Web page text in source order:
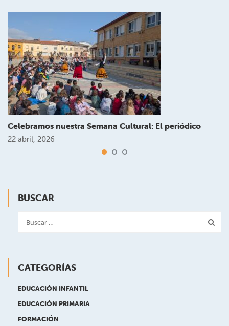
Celebramos nuestra Semana Cultural: El periódico
22 abril, 2026
BUSCAR
CATEGORÍAS
EDUCACIÓN INFANTIL
EDUCACIÓN PRIMARIA
FORMACIÓN